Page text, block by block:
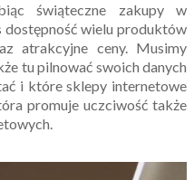
świąteczne zakupy w
dostępność wielu produktów
atrakcyjne ceny. Musimy
tu pilnować swoich danych
i które sklepy internetowe
promuje uczciwość także